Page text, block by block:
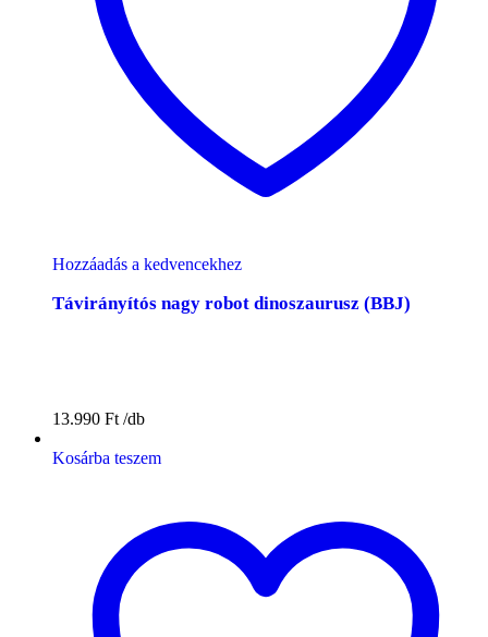
Hozzáadás a kedvencekhez
Távirányítós nagy robot dinoszaurusz (BBJ)
13.990 Ft
Kosárba teszem